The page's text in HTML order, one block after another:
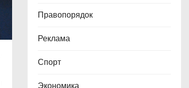
Правопорядок
Реклама
Спорт
Экономика